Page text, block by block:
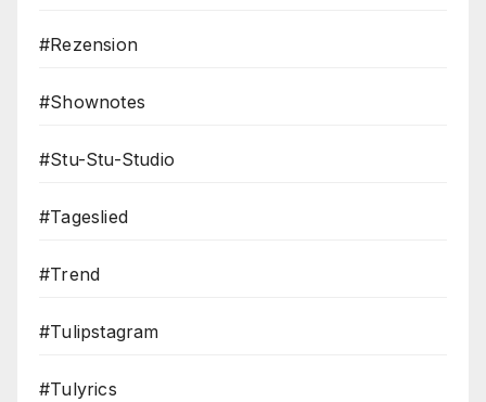
#Rezension
#Shownotes
#Stu-Stu-Studio
#Tageslied
#Trend
#Tulipstagram
#Tulyrics